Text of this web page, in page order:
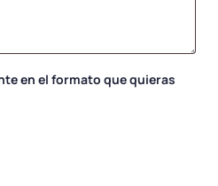
en el formato que quieras